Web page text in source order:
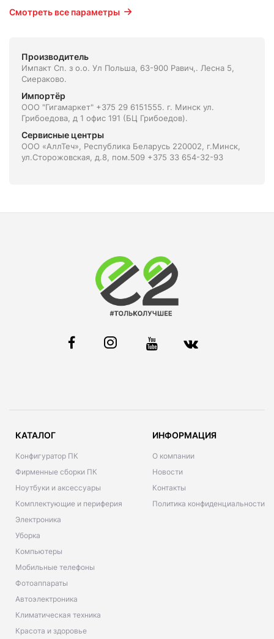
Смотреть все параметры
Производитель
Импакт Сп. з о.о. Ул Польша, 63-900 Равич,. Лесна 5,
Сиераково.
Импортёр
ООО "Гигамаркет" +375 29 6151555. г. Минск ул.
Грибоедова, д 1 офис 191 (БЦ Грибоедов).
Сервисные центры
ООО «АллТеч», Республика Беларусь 220002, г.Минск,
ул.Сторожовская, д.8, пом.509 +375 33 654-32-93
КАТАЛОГ
Конфигуратор ПК
Фирменные сборки ПК
Ноутбуки и аксессуары
Комплектующие и периферия
Электроника
Уборка
Компьютеры
Мобильные телефоны
Фотоаппараты
Автоэлектроника
Климатическая техника
Красота и здоровье
ИНФОРМАЦИЯ
О компании
Новости
Контакты
Политика конфиденциальности